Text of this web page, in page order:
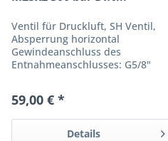
Ventil für Druckluft, SH Ventil,
Absperrung horizontal
Gewindeanschluss des
Entnahmeanschlusses: G5/8"
M25x2mm ISO nach DIN EN 144-1
Lieferumfang Das...
59,00 € *
Details